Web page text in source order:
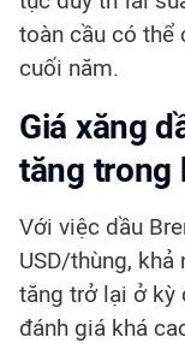
toàn cầu có thể
cuối năm.
Giá xăng
tăng trong
Với việc dầu
USD/thùng,
tăng trở lại ở kỳ
đánh giá khá